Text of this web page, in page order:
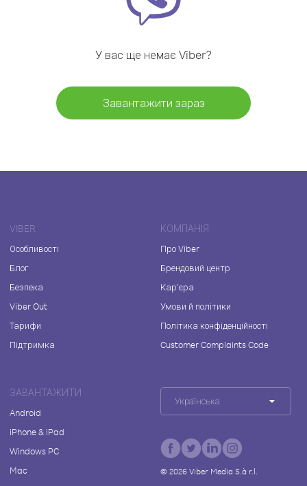
У вас ще немає Viber?
Завантажити зараз
VIBER
Особливості
Блог
Безпека
Viber Out
Тарифи
Підтримка
КОМПАНІЯ
Про Viber
Брендовий центр
Кар'єра
Умови й політики
Політика конфіденційності
Customer Complaints Code
ЗАВАНТАЖИТИ
Android
iPhone & iPad
Windows PC
Mac
Українська
© 2026Viber Media S.à r.l.